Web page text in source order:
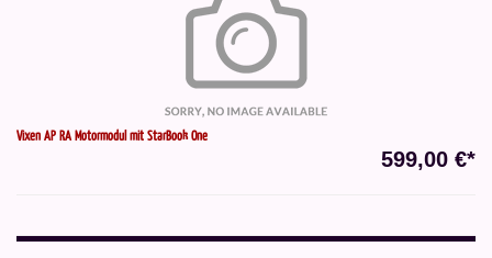
Vixen AP RA Motormodul mit StarBook One
599,00 €*